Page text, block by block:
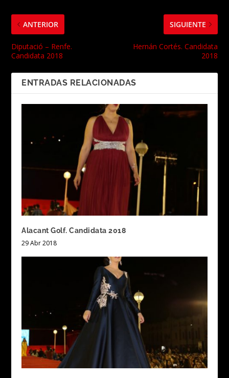
ANTERIOR
Diputació – Renfe.
Candidata 2018
SIGUIENTE
Hernán Cortés. Candidata
2018
ENTRADAS RELACIONADAS
Alacant Golf. Candidata 2018
29 Abr 2018